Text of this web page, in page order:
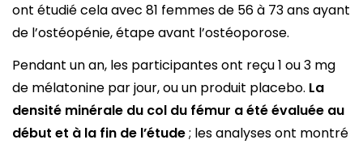
ont étudié cela avec 81 femmes de 56 à 73 ans ayant
de l’ostéopénie, étape avant l’ostéoporose.
Pendant un an, les participantes ont reçu 1 ou 3 mg
de mélatonine par jour, ou un produit placebo. La
densité minérale du col du fémur a été évaluée au
début et à la fin de l’étude; les analyses ont montré